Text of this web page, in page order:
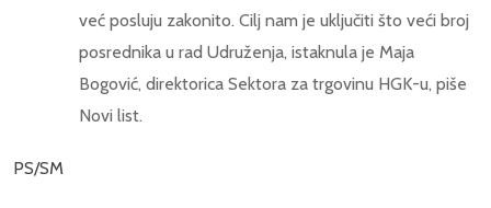
već posluju zakonito. Cilj nam je uključiti što veći broj
posrednika u rad Udruženja, istaknula je Maja
Bogović, direktorica Sektora za trgovinu HGK-u, piše
Novi list.
PS/SM